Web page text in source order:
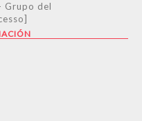
Grupo del